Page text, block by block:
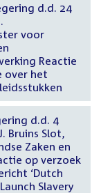
d.d. 24
voor
Reactie
over het
d.d. 4
Bruins Slot,
Zaken en
op verzoek
‘Dutch
Slavery